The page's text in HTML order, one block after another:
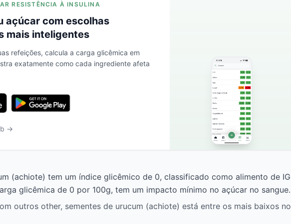
RESISTÊNCIA À INSULINA
açúcar com escolhas
mais inteligentes
refeições, calcula a carga glicêmica em
exatamente como cada ingrediente afeta
→
(achiote) tem um índice glicêmico de 0, classificado como alimento de IG
glicêmica de 0 por 100g, tem um impacto mínimo no açúcar no sangue.
outros other, sementes de urucum (achiote) está entre os mais baixos no